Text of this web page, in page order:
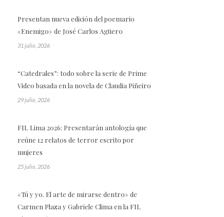
Presentan nueva edición del poemario
«Enemigo» de José Carlos Agüero
31 julio, 2026
“Catedrales”: todo sobre la serie de Prime
Video basada en la novela de Claudia Piñeiro
29 julio, 2026
FIL Lima 2026: Presentarán antología que
reúne 12 relatos de terror escrito por
mujeres
25 julio, 2026
«Tú y yo. El arte de mirarse dentro» de
Carmen Plaza y Gabriele Clima en la FIL